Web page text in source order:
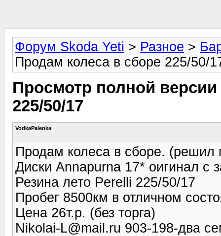
Форум Skoda Yeti > Разное >
Продам колеса в сборе 225/50/
Просмотр полной
225/50/17
VodkaPalenka
Продам колеса в сборе. (решил
Диски Annapurna 17* оигинал с
Резина лето Perelli 225/50/17
Пробег 8500км в отличном
Цена 26т.р. (без торга)
Nikolai-L@mail.ru 903-198-два